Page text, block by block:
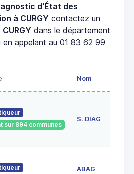
d'État des
à CURGY contactez un
dans le département
en appelant au 01 83 62 99
Nom
sur 894 communes
S. DIAG
ABAG